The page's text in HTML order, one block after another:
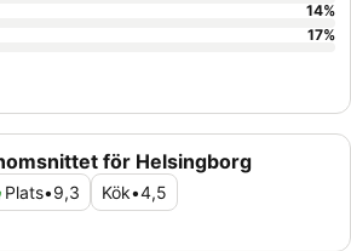
åtkomstkoder i förväg och överväga
gatan om de är känsliga för
för Helsingborg
Plats•9,3 Kök•4,5
14%
17%